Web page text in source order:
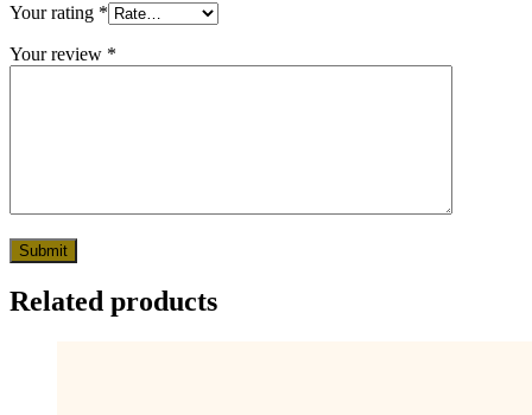
Your rating *
Your review *
Related products